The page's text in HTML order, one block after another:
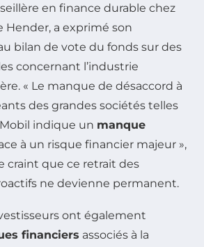
en finance durable chez
Hender, a exprimé son
bilan de vote du fonds sur des
concernant l’industrie
« Le manque de désaccord à
des grandes sociétés telles
indique un manque
à un risque financier majeur »,
craint que ce retrait des
ne devienne permanent.
ont également
financiers associés à la